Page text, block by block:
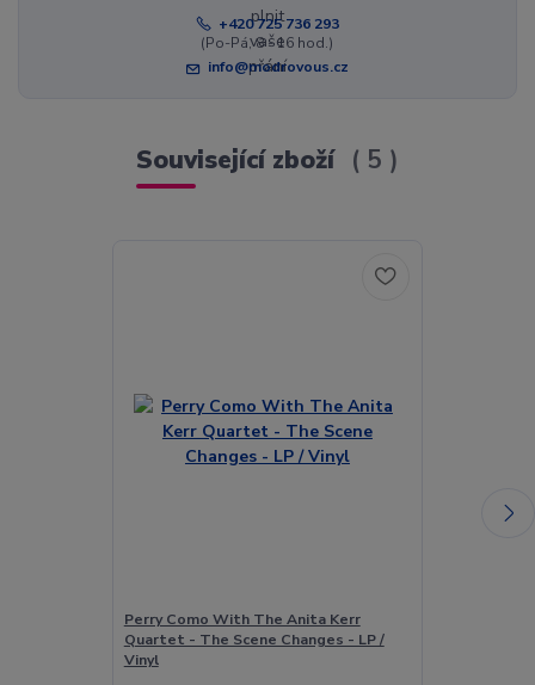
+420 725 736 293
(Po-Pá, 8 - 16 hod.)
info@modrovous.cz
Související zboží 5
Perry Como With The Anita Kerr
Quartet - The Scene Changes - LP /
Vinyl